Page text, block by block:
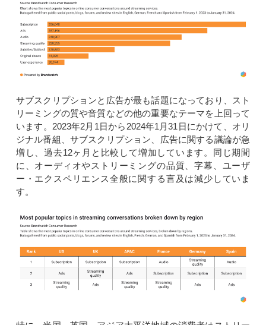
サブスクリプションと広告が最も話題になっており、スト
リーミングの質や音質などの他の重要なテーマを上回って
います。2023年2月1日から2024年1月31日にかけて、オリ
ジナル番組、サブスクリプション、広告に関する議論が急
増し、過去12ヶ月と比較して増加しています。同じ期間
に、オーディオやストリーミングの品質、字幕、ユーザ
ー・エクスペリエンス全般に関する言及は減少していま
す。